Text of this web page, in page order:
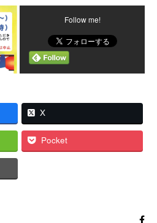
Follow me!
X
Pocket